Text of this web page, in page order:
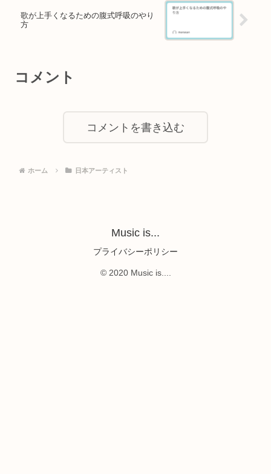
歌が上手くなるための腹式呼吸のやり
方
コメント
コメントを書き込む
ホーム 日本アーティスト
Music is...
プライバシーポリシー
© 2020 Music is....